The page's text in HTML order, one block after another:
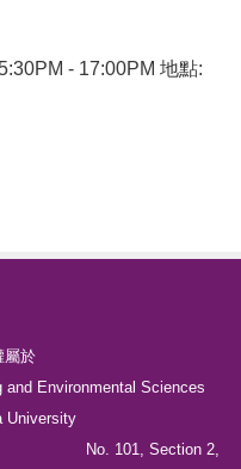
- 17:00PM 地點:
屬於
and Environmental Sciences
University
2,